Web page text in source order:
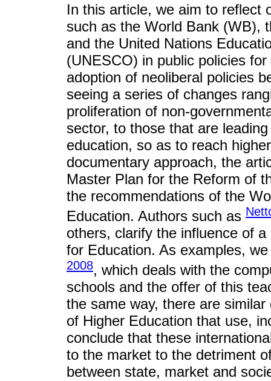
In this article, we aim to reflect
such as the World Bank (WB),
and the United Nations
(UNESCO) in public policies
adoption of neoliberal policies
seeing a series of changes
proliferation of non-
sector, to those that are
education, so as to reach
documentary approach, the
Master Plan for the Reform of
the recommendations of the
Education. Authors such as
others, clarify the influence of
for Education. As examples,
2008, which deals with the
schools and the offer of this
the same way, there are
of Higher Education that use,
conclude that these
to the market to the detriment
between state, market and